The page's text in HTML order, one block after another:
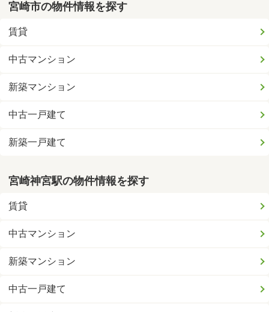
宮崎市の物件情報を探す
賃貸
中古マンション
新築マンション
中古一戸建て
新築一戸建て
宮崎神宮駅の物件情報を探す
賃貸
中古マンション
新築マンション
中古一戸建て